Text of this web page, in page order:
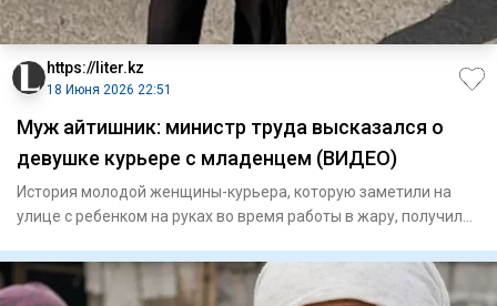
https://liter.kz
18 Июня 2026 22:51
Муж айтишник: министр труда высказался о
девушке курьере с младенцем (ВИДЕО)
История молодой женщины-курьера, которую заметили на
улице с ребенком на руках во время работы в жару, получила